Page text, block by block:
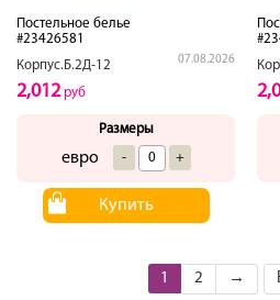
Постельное белье
#23426581
Корпус.Б.2Д-12
07.08.2026
2,012руб
Размеры
евро - +
Купить
1 2 →